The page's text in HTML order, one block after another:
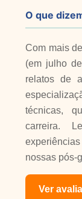
O que
Com mais
(em julho
relatos de
técnicas,
carreira.
nossas pós-
Ver